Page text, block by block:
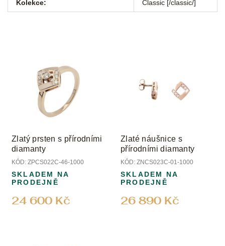
Kolekce: Classic [/classic/]
Zlatý prsten s přírodními
diamanty
KÓD: ZPCS022C-46-1000
24 600 Kč
SKLADEM NA
PRODEJNĚ
Zlaté náušnice s
přírodními diamanty
KÓD: ZNCS023C-01-1000
26 890 Kč
SKLADEM NA
PRODEJNĚ